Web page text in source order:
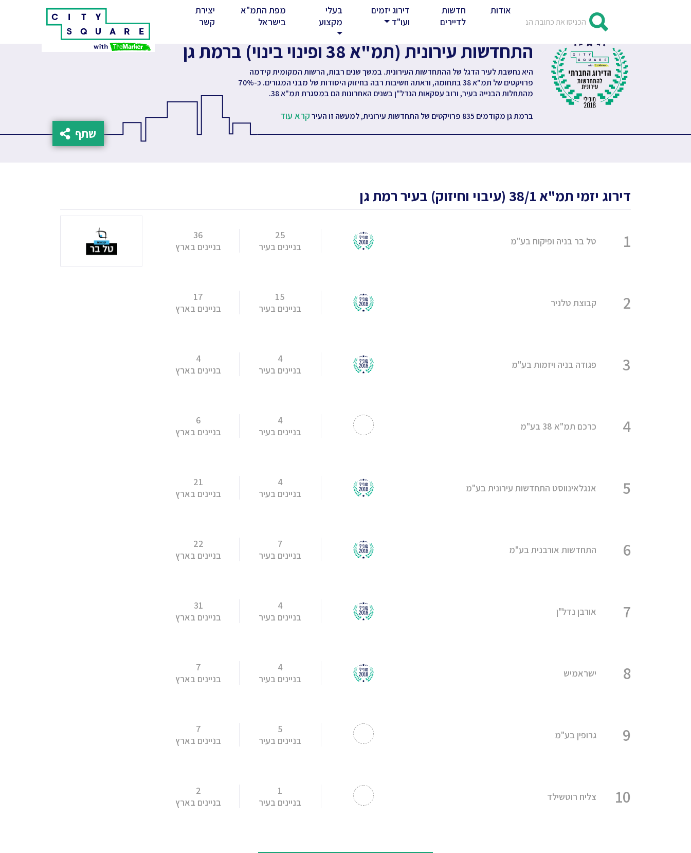
יצירת
קשר(current)
מפת התמ"א
בישראל
בעלי
מקצוע
דירוג יזמים
ועו"ד
חדשות
לדיירים
אודות
התחדשות עירונית (תמ"א 38 ופינוי בינוי) ברמת גן
היא נחשבת לעיר הדגל של ההתחדשות העירונית. במשך שנים רבות, הרשות המקומית קידמה
פרויקטים של תמ"א 38 בתחומה, וראתה חשיבות רבה בחיזוק היסודות של מבני המגורים. כ-70%
מהתחלות הבנייה בעיר, ורוב עסקאות הנדל"ן בשנים האחרונות הם במסגרת תמ"א 38.
ברמת גן מקודמים 835 פרויקטים של התחדשות עירונית, למעשה זו העיר קרא עוד
שתף
דירוג יזמי תמ"א 38/1 (עיבוי וחיזוק) בעיר רמת גן
1 טל בר בניה ופיקוח בע"מ
25
בניינים בעיר
36
בניינים בארץ
2 קבוצת טלניר
15
בניינים בעיר
17
בניינים בארץ
3 פגודה בניה ויזמות בע"מ
4
בניינים בעיר
4
בניינים בארץ
4 כרכם תמ"א 38 בע"מ
4
בניינים בעיר
6
בניינים בארץ
5 אנגלאינווסט התחדשות עירונית בע"מ
4
בניינים בעיר
21
בניינים בארץ
6 התחדשות אורבנית בע"מ
7
בניינים בעיר
22
בניינים בארץ
7 אורבן נדל"ן
4
בניינים בעיר
31
בניינים בארץ
8 ישראמיש
4
בניינים בעיר
7
בניינים בארץ
9 גרופין בע"מ
5
בניינים בעיר
7
בניינים בארץ
10 צליח רוטשילד
1
בניינים בעיר
2
בניינים בארץ